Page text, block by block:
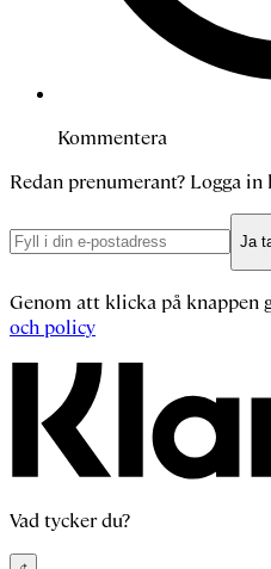
Kommentera
Redan prenumerant? Logga in
Ja
Genom att klicka på knappen
och policy
Vad tycker du?